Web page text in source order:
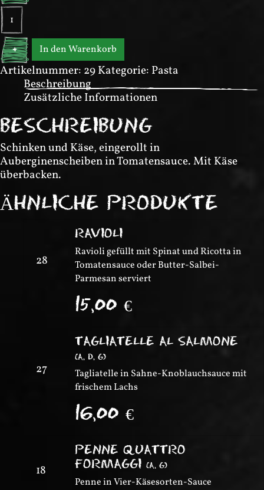
Melanzane
al
forno
Menge
+ In den Warenkorb
Artikelnummer: 29Kategorie: Pasta
Beschreibung
Zusätzliche Informationen
BESCHREIBUNG
Schinken und Käse, eingerollt in
Auberginenscheiben in Tomatensauce. Mit Käse
überbacken.
ÄHNLICHE PRODUKTE
28
RAVIOLI
Ravioli gefüllt mit Spinat und Ricotta in
Tomatensauce oder Butter-Salbei-
Parmesan serviert
15,00 €
27
TAGLIATELLE AL SALMONE
(A, D, G)
Tagliatelle in Sahne-Knoblauchsauce mit
frischem Lachs
16,00 €
18
PENNE QUATTRO
FORMAGGI (A, G)
Penne in Vier-Käsesorten-Sauce